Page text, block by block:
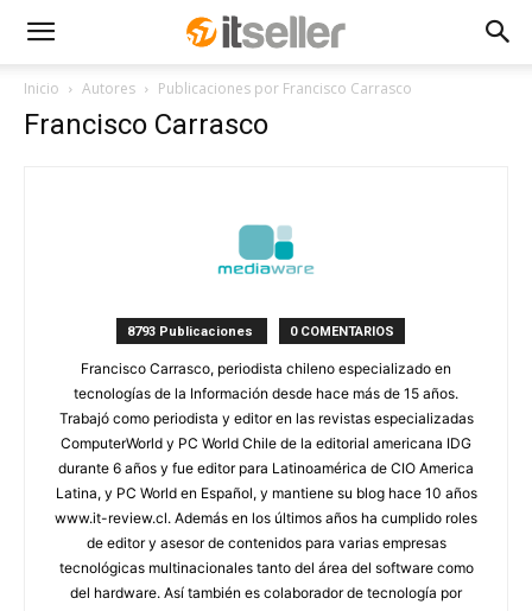
Inicio Autores Publicaciones por Francisco Carrasco
Francisco Carrasco
8793 Publicaciones 0 COMENTARIOS
Francisco Carrasco, periodista chileno especializado en
tecnologías de la Información desde hace más de 15 años.
Trabajó como periodista y editor en las revistas especializadas
ComputerWorld y PC World Chile de la editorial americana IDG
durante 6 años y fue editor para Latinoamérica de CIO America
Latina, y PC World en Español, y mantiene su blog hace 10 años
www.it-review.cl. Además en los últimos años ha cumplido roles
de editor y asesor de contenidos para varias empresas
tecnológicas multinacionales tanto del área del software como
del hardware. Así también es colaborador de tecnología por